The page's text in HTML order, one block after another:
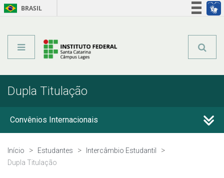
BRASIL
Dupla Titulação
Convênios Internacionais
Propicie
Início Estudantes
Intercâmbio Estudantil
Dupla Titulação